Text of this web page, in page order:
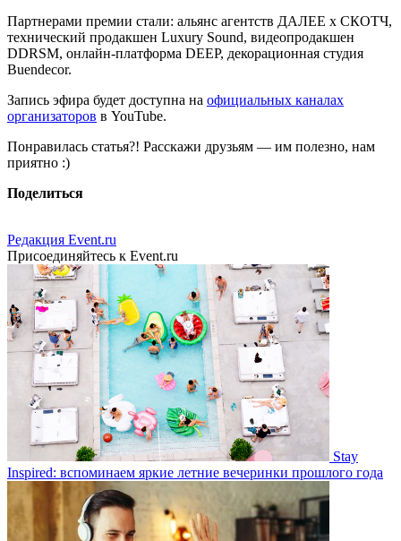
Партнерами премии стали: альянс агентств ДАЛЕЕ х СКОТЧ,
технический продакшен Luxury Sound, видеопродакшен
DDRSM, онлайн-платформа DEEP, декорационная студия
Buendecor.
Запись эфира будет доступна на официальных каналах
организаторов в YouTube.
Понравилась статья?! Расскажи друзьям — им полезно, нам
приятно :)
Поделиться
Редакция Event.ru
Присоединяйтесь к Event.ru
Stay
Inspired: вспоминаем яркие летние вечеринки прошлого года